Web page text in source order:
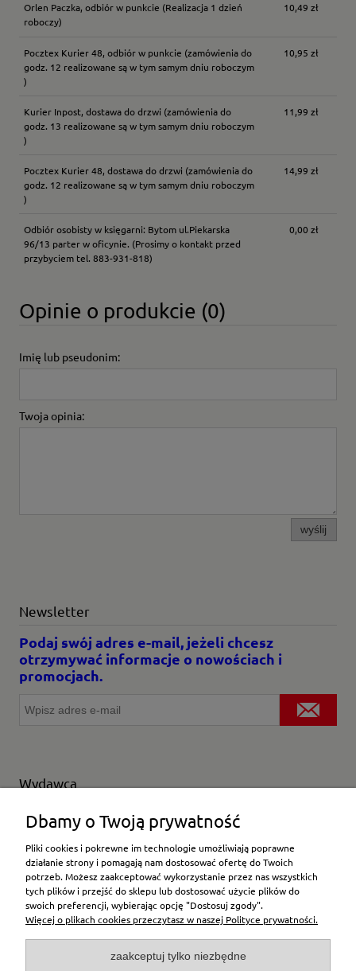
Orlen Paczka, odbiór w punkcie (Realizacja 1 dzień
roboczy)
10,49 zł
Pocztex Kurier 48, odbiór w punkcie (zamówienia do
godz. 12 realizowane są w tym samym dniu roboczym
)
10,95 zł
Kurier Inpost, dostawa do drzwi (zamówienia do
godz. 13 realizowane są w tym samym dniu roboczym
)
11,99 zł
Pocztex Kurier 48, dostawa do drzwi (zamówienia do
godz. 12 realizowane są w tym samym dniu roboczym
)
14,99 zł
Odbiór osobisty w księgarni: Bytom ul.Piekarska
96/13 parter w oficynie. (Prosimy o kontakt przed
przybyciem tel. 883-931-818)
0,00 zł
Opinie o produkcie (0)
Imię lub pseudonim:
Twoja opinia:
wyślij
Newsletter
Podaj swój adres e-mail, jeżeli chcesz
otrzymywać informacje o nowościach i
promocjach.
Wydawca
Wybierz producenta
Moje konto
Płatności i dostawa
Pomoc
Dbamy o Twoją prywatność
Pliki cookies i pokrewne im technologie umożliwiają poprawne
działanie strony i pomagają nam dostosować ofertę do Twoich
potrzeb. Możesz zaakceptować wykorzystanie przez nas wszystkich
tych plików i przejść do sklepu lub dostosować użycie plików do
swoich preferencji, wybierając opcję "Dostosuj zgody".
Więcej o plikach cookies przeczytasz w naszej Polityce prywatności.
zaakceptuj tylko niezbędne